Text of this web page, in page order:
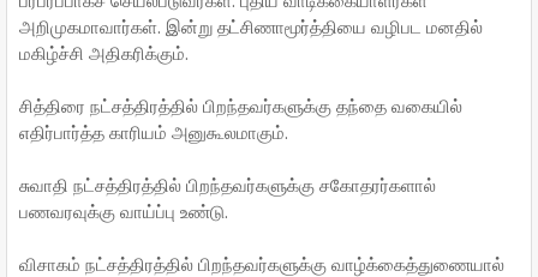
அறிமுகமாவார்கள். இன்று தட்சிணாமூர்த்தியை வழிபட மனதில்
மகிழ்ச்சி அதிகரிக்கும்.
சித்திரை நட்சத்திரத்தில் பிறந்தவர்களுக்கு தந்தை வகையில்
எதிர்பார்த்த காரியம் அனுகூலமாகும்.
சுவாதி நட்சத்திரத்தில் பிறந்தவர்களுக்கு சகோதரர்களால்
பணவரவுக்கு வாய்ப்பு உண்டு.
விசாகம் நட்சத்திரத்தில் பிறந்தவர்களுக்கு வாழ்க்கைத்துணையால்